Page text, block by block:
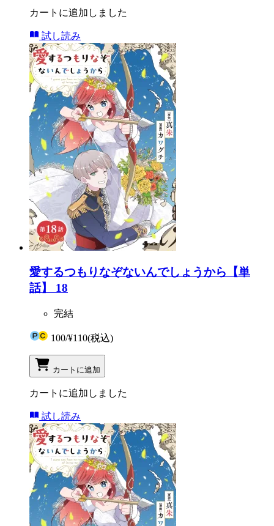
カートに追加しました
試し読み
愛するつもりなぞないんでしょうから【単
話】 18
完結
100/¥110(税込)
カートに追加
カートに追加しました
試し読み